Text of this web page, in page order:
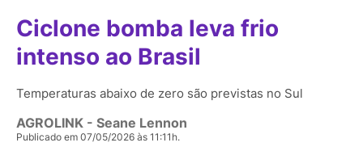
Ciclone bomba leva frio
intenso ao Brasil
Temperaturas abaixo de zero são previstas no Sul
AGROLINK - Seane Lennon
Publicado em 07/05/2026 às 11:11h.